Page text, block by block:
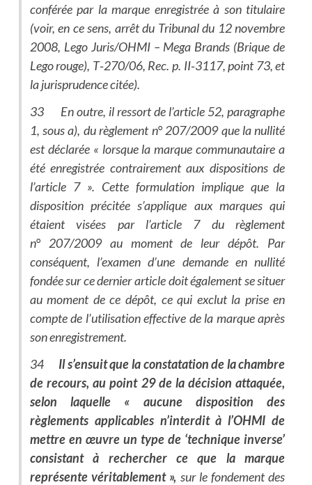
conférée par la marque enregistrée à son titulaire
(voir, en ce sens, arrêt du Tribunal du 12 novembre
2008, Lego Juris/OHMI – Mega Brands (Brique de
Lego rouge), T‑270/06, Rec. p. II‑3117, point 73, et
la jurisprudence citée).
33 En outre, il ressort de l’article 52, paragraphe
1, sous a), du règlement n° 207/2009 que la nullité
est déclarée « lorsque la marque communautaire a
été enregistrée contrairement aux dispositions de
l’article 7 ». Cette formulation implique que la
disposition précitée s’applique aux marques qui
étaient visées par l’article 7 du règlement
n° 207/2009 au moment de leur dépôt. Par
conséquent, l’examen d’une demande en nullité
fondée sur ce dernier article doit également se situer
au moment de ce dépôt, ce qui exclut la prise en
compte de l’utilisation effective de la marque après
son enregistrement.
34 Il s’ensuit que la constatation de la chambre
de recours, au point 29 de la décision attaquée,
selon laquelle « aucune disposition des
règlements applicables n’interdit à l’OHMI de
mettre en œuvre un type de ‘technique inverse’
consistant à rechercher ce que la marque
représente véritablement », sur le fondement des